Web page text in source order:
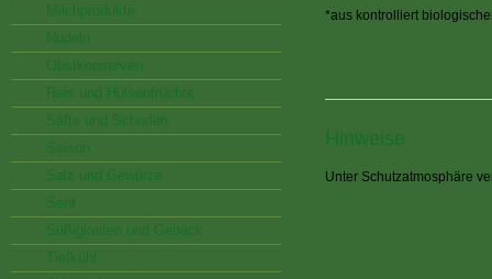
Milchprodukte
Nudeln
Obstkonserven
Reis und Hülsenfrüchte
Säfte und Schorlen
Saison
Salz und Gewürze
Senf
Süßigkeiten und Gebäck
Tiefkühl
*aus kontrolliert
Hinweise
Unter Schutzatmosphäre